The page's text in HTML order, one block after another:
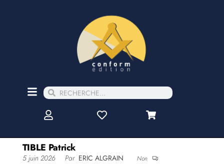
TIBLE Patrick
5 juin 2026 Par ERIC ALGRAIN Non